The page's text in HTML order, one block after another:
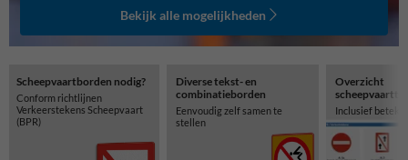
Bekijk alle mogelijkheden
Scheepvaartborden nodig?
Conform richtlijnen
Verkeerstekens Scheepvaart
(BPR)
Diverse tekst- en
combinatieborden
Eenvoudig zelf samen te
stellen
Overzicht
Inclusief